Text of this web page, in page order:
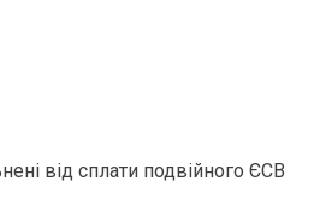
від сплати подвійного ЄСВ